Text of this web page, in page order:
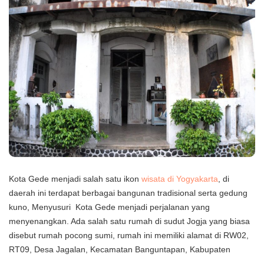
Kota Gede menjadi salah satu ikon wisata di Yogyakarta, di
daerah ini terdapat berbagai bangunan tradisional serta gedung
kuno, Menyusuri Kota Gede menjadi perjalanan yang
menyenangkan. Ada salah satu rumah di sudut Jogja yang biasa
disebut rumah pocong sumi, rumah ini memiliki alamat di RW02,
RT09, Desa Jagalan, Kecamatan Banguntapan, Kabupaten